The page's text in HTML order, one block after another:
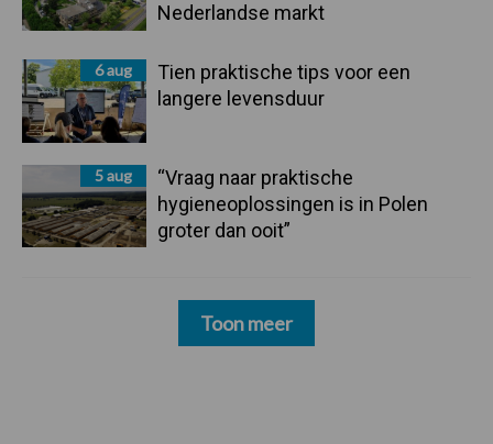
Nederlandse markt
6 aug
Tien praktische tips voor een
langere levensduur
5 aug
“Vraag naar praktische
hygieneoplossingen is in Polen
groter dan ooit”
Toon meer